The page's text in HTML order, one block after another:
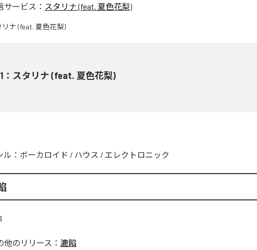
サービス： スタリナ (feat. 夏色花梨)
1 ： スタリナ (feat. 夏色花梨)
ル： ボーカロイド / ハウス / エレクトロニック
他のリリース： 漉餡